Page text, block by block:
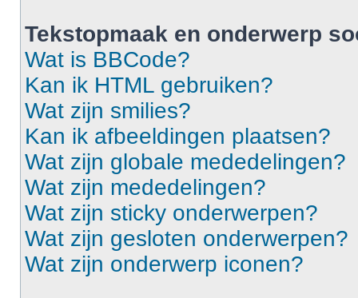
Tekstopmaak en onderwerp
Wat is BBCode?
Kan ik HTML gebruiken?
Wat zijn smilies?
Kan ik afbeeldingen plaatsen?
Wat zijn globale mededelingen?
Wat zijn mededelingen?
Wat zijn sticky onderwerpen?
Wat zijn gesloten onderwerpen?
Wat zijn onderwerp iconen?